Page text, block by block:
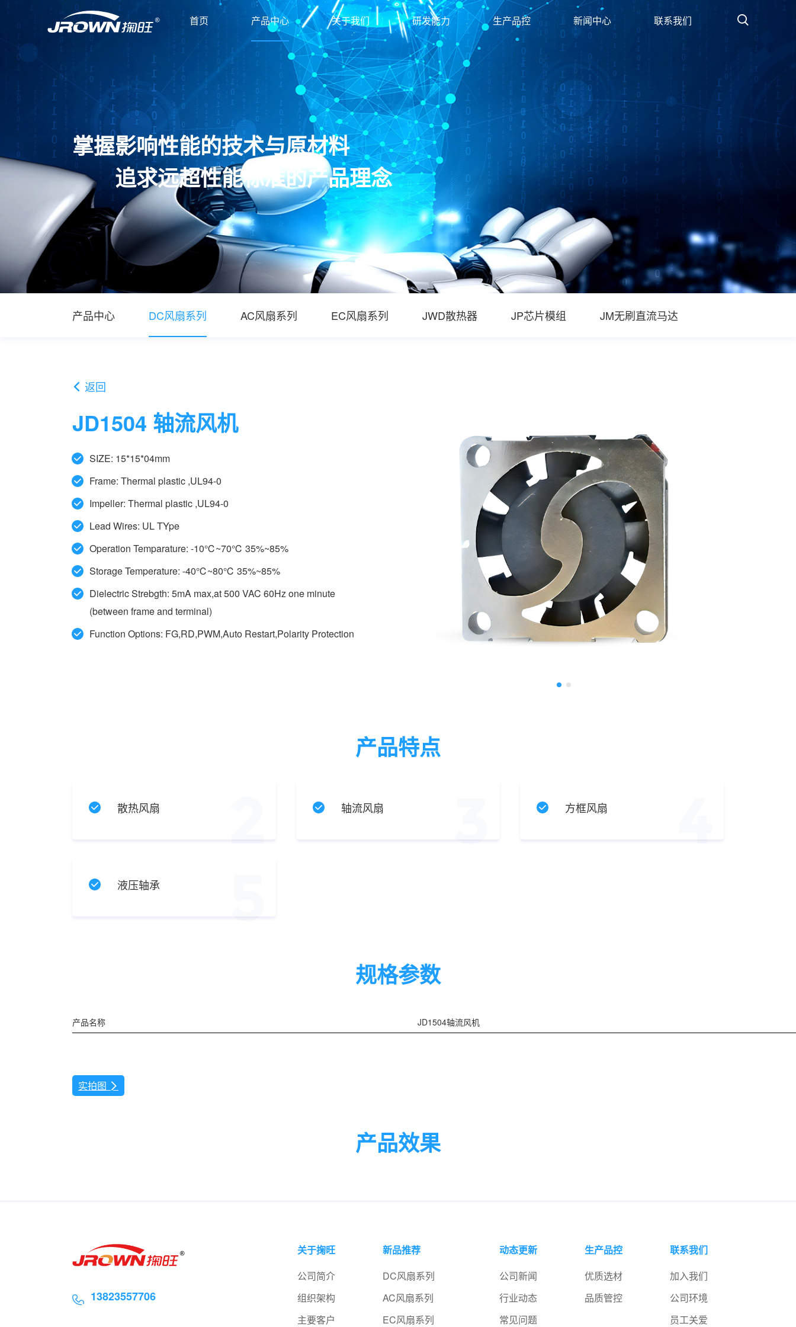
首页 产品中心 关于我们 研发能力 生产品控 新闻中心 联系我们 
掌握影响性能的技术与原材料
追求远超性能标准的产品理念
产品中心 DC风扇系列 AC风扇系列 EC风扇系列 JWD散热器 JP芯片模组 JM无刷直流马达
 返回
JD1504 轴流风机
SIZE: 15*15*04mm
Frame: Thermal plastic ,UL94-0
Impeller: Thermal plastic ,UL94-0
Lead Wires: UL TYpe
Operation Temparature: -10℃~70℃ 35%~85%
Storage Temperature: -40℃~80℃ 35%~85%
Dielectric Strebgth: 5mA max,at 500 VAC 60Hz one minute
(between frame and terminal)
Function Options: FG,RD,PWM,Auto Restart,Polarity Protection
产品特点
散热风扇 轴流风扇 方框风扇
液压轴承
规格参数
产品名称 JD1504轴流风机
实拍图 
产品效果
13823557706
关于掬旺
公司简介
组织架构
主要客户
新品推荐
DC风扇系列
AC风扇系列
EC风扇系列
动态更新
公司新闻
行业动态
常见问题
生产品控
优质选材
品质管控
联系我们
加入我们
公司环境
员工关爱